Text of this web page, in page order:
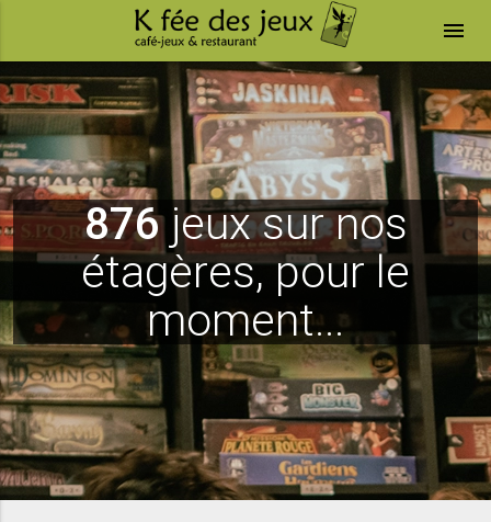
menu
876jeux sur nos
étagères, pour le
moment...